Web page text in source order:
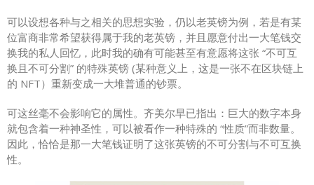
可以设想各种与之相关的思想实验，仍以老英镑为例，若是有某
位富商非常希望获得属于我的老英镑，并且愿意付出一大笔钱交
换我的私人回忆，此时我的确有可能甚至有意愿将这张 “不可互
换且不可分割” 的特殊英镑 (某种意义上，这是一张不在区块链上
的 NFT）重新变成一大堆普通的钞票。
可这丝毫不会影响它的属性。齐美尔早已指出：巨大的数字本身
就包含着一种神圣性，可以被看作一种特殊的 “性质”而非数量。
因此，恰恰是那一大笔钱证明了这张英镑的不可分割与不可互换
性。